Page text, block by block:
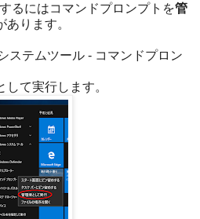
るにはコマンドプロンプトを管
あります。
ステムツール - コマンドプロン
て実行します。